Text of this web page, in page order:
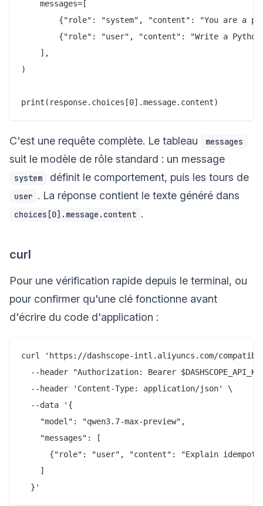
    messages=[
{"role": "system", "content": "You are a
{"role": "user", "content": "Write a
    ],
)
C'est une requête complète. Le tableau messages
suit le modèle de rôle standard : un message
system définit le comportement, puis les tours de
user . La réponse contient le texte généré dans
choices[0].message.content .
curl
Pour une vérification rapide depuis le terminal, ou
pour confirmer qu'une clé fonctionne avant
d'écrire du code d'application :
curl 'https://dashscope-intl.aliyuncs.com/
--header "Authorization: Bearer
  --header 'Content-Type: application/json' \
  --data '{
    "model": "qwen3.7-max-preview",
    "messages": [
{"role": "user", "content": "Explain
    ]